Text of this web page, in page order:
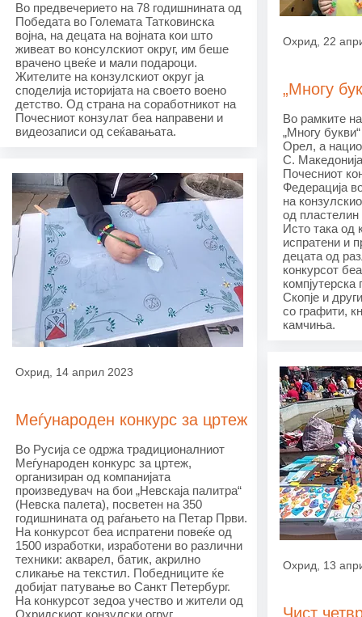
Во предвечерието на 78 годишнината од
Победата во Големата Татковинска
војна, на децата на војната кои што
живеат во консулскиот округ, им беше
врачено цвеќе и мали подароци.
Жителите на конзулскиот округ ја
споделија историјата на своето воено
детство. Од страна на соработникот на
Почесниот конзулат беа направени и
видеозаписи од сеќавањата.
Охрид, 14 април 2023
Меѓународен конкурс за цртеж
Во Русија се одржа традиционалниот
Меѓународен конкурс за цртеж,
организиран од компанијата
произведувач на бои „Невскаја палитра“
(Невска палета), посветен на 350
годишнината од раѓањето на Петар Први.
На конкурсот беа испратени повеќе од
1500 изработки, изработени во различни
техники: акварел, батик, акрилно
сликање на текстил. Победниците ќе
добијат патување во Санкт Петербург.
На конкурсот зедоа учество и жители од
Охридскиот конзулски огруг.
Охрид, 22
„Многу
Во рамките
„Многу
Орел, а
С.
Почесниот
Федерација
на
од пластелин
Исто така од
испратени и
децата од
конкурсот
Скопје и
со графити,
камчиња.
Охрид, 13
Чист